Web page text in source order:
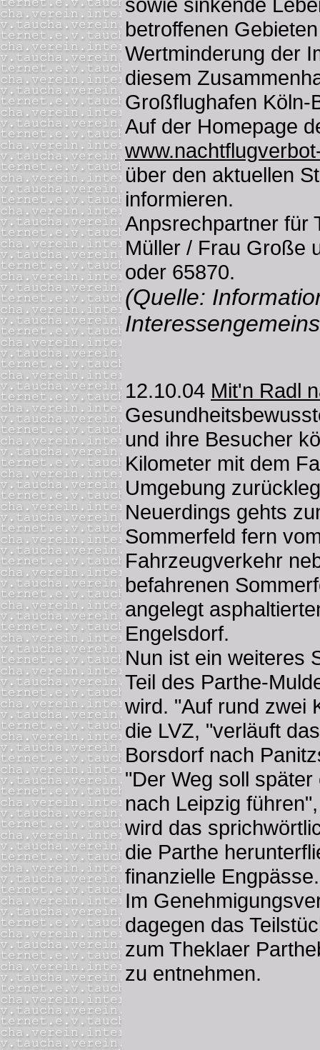
betroffenen
Wertminderung der
diesem
Großflughafen Köln-
Auf der Homepage
über den aktuellen
informieren.
Anpsrechpartner für
Müller / Frau Große
oder 65870.
(Quelle:
12.10.04 Mit'n Radl
und ihre Besucher
Kilometer mit dem
Umgebung
Neuerdings gehts
Sommerfeld fern
Fahrzeugverkehr
befahrenen
angelegt
Engelsdorf.
Nun ist ein weiteres
Teil des Parthe-
wird. "Auf rund zwei
die LVZ, "verläuft
Borsdorf nach
"Der Weg soll
nach Leipzig
wird das
die Parthe
finanzielle Engpässe.
Im
dagegen das
zum Theklaer
zu entnehmen.